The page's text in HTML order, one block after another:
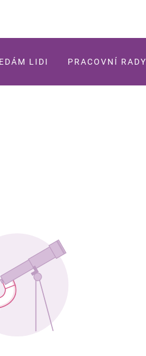
LIDI PRACOVNÍ RADY